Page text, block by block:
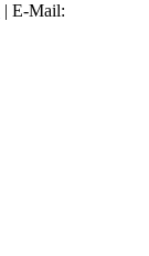
| E-Mail: